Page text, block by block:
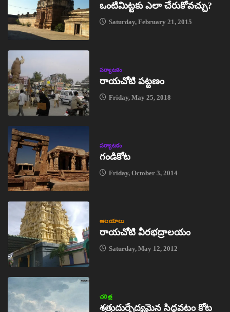
ఒంటిమిట్టకు ఎలా చేరుకోవచ్చు?
Saturday, February 21, 2015
పర్యాటకం
రాయచోటి పట్టణం
Friday, May 25, 2018
పర్యాటకం
గండికోట
Friday, October 3, 2014
ఆలయాలు
రాయచోటి వీరభద్రాలయం
Saturday, May 12, 2012
చరిత్ర
శత్రుదుర్భేద్యమైన సిద్ధవటం కోట